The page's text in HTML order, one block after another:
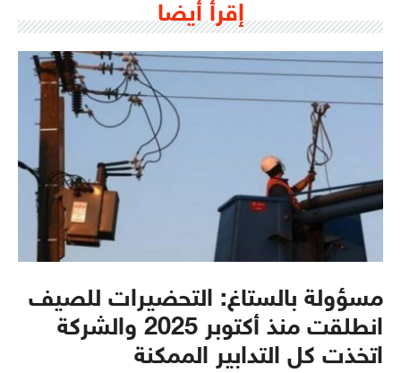
إقرأ أيضا
مسؤولة بالستاغ: التحضيرات للصيف
انطلقت منذ أكتوبر 2025 والشركة
اتخذت كل التدابير الممكنة